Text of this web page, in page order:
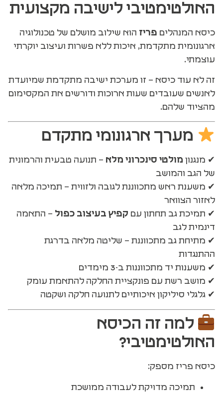
האולטימטיבי לישיבה מקצועית
כיסא המנהלים פריז הוא שילוב מושלם של טכנולוגיה
ארגונומית מתקדמת, איכות ללא פשרות ועיצוב יוקרתי
עוצמתי.
זה לא עוד כיסא – זו מערכת ישיבה מתקדמת שמיועדת
לאנשים שעובדים שעות ארוכות ודורשים את המקסימום
מהציוד שלהם.
מערך ארגונומי מתקדם
✔ מנגנון מולטי סינכרוני מלא – תנועה טבעית והרמונית
של הגב והמושב
✔ משענת ראש מתכווננת לגובה ולזווית – תמיכה מלאה
לאזור הצוואר
✔ תמיכת גב תחתון עם קפיץ בעיצוב כפול – התאמה
דינמית לגב
✔ מתיחת גב מתכווננת – שליטה מלאה בדרגת
ההתנגדות
✔ משענות יד מתכווננות ב-3 מימדים
✔ מושב רשת עם פונקציית החלקה להתאמת עומק
✔ גלגלי סיליקון איכותיים לתנועה חלקה ושקטה
למה זה הכיסא
האולטימטיבי?
כיסא פריז מספק:
תמיכה מדויקת לעבודה ממושכת